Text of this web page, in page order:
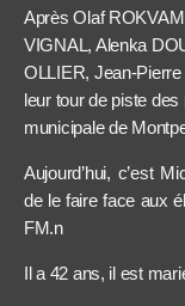
Après Olaf
VIGNAL, Alenka
OLLIER, Jean-
leur tour de piste des
municipale de
Aujourd’hui, c’est
de le faire face aux
FM.n
Il a 42 ans, il est